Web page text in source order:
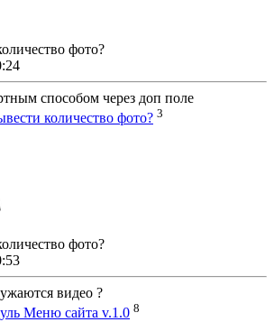
фото?
способом через доп поле
количество фото? 3
фото?
видео ?
Меню сайта v.1.0 8